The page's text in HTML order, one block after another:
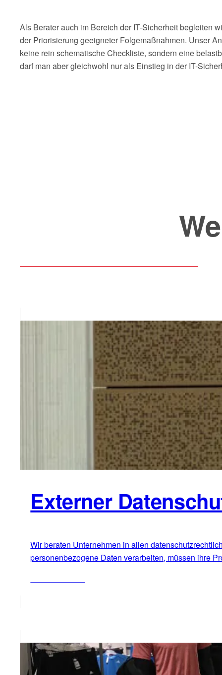
Als Berater auch im Bereich der IT-Sicherheit begleiten
der Priorisierung geeigneter Folgemaßnahmen. Unser
keine rein schematische Checkliste, sondern eine
darf man aber gleichwohl nur als Einstieg in der IT-
Externer
Wir beraten Unternehmen in allen
personenbezogene Daten verarbeiten, müssen ihre